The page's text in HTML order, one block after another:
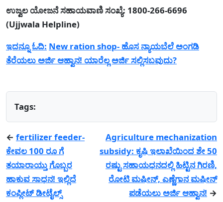
ಉಜ್ವಲ ಯೋಜನೆ ಸಹಾಯವಾಣಿ ಸಂಖ್ಯೆ: 1800-266-6696
(Ujjwala Helpline)
ಇದನ್ನೂ ಓದಿ: New ration shop- ಹೊಸ ನ್ಯಾಯಬೆಲೆ ಅಂಗಡಿ
ತೆರೆಯಲು ಅರ್ಜಿ ಆಹ್ವಾನ! ಯಾರೆಲ್ಲ ಅರ್ಜಿ ಸಲ್ಲಿಸಬವುದು?
Tags:
← fertilizer feeder-
ಕೇವಲ 100 ರೂ ಗೆ
ತಯಾರಾಯ್ತು ಗೊಬ್ಬರ
ಹಾಕುವ ಸಾಧನ! ಇಲ್ಲಿದೆ
ಕಂಪ್ಲೀಟ್ ಡೀಟೈಲ್ಸ್
Agriculture mechanization
subsidy: ಕೃಷಿ ಇಲಾಖೆಯಿಂದ ಶೇ 50
ರಷ್ಟು ಸಹಾಯಧನದಲ್ಲಿ ಹಿಟ್ಟಿನ ಗಿರಣಿ,
ರೋಟಿ ಮಷೀನ್, ಎಣ್ಣೆಗಾನ ಮಷೀನ್
ಪಡೆಯಲು ಅರ್ಜಿ ಆಹ್ವಾನ! →